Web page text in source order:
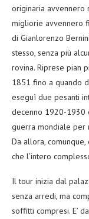
originaria avvennero
migliorie avvennero
di Gianlorenzo
stesso, senza più
rovina. Riprese pian
1851 fino a quando
eseguì due pesanti
decenno 1920-1930
guerra mondiale per
Da allora,
che l’intero
Il tour inizia dal
senza arredi, ma
soffitti compresi. E’